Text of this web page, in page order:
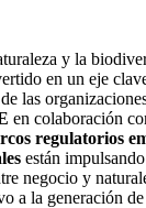
y la
en un eje
las
en colaboración
regulatorios
están
negocio y
a la generación